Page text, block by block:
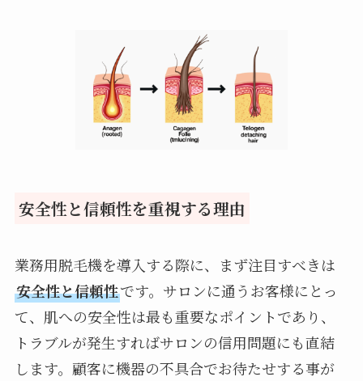
安全性と信頼性を重視する理由
業務用脱毛機を導入する際に、まず注目すべきは
安全性と信頼性です。サロンに通うお客様にとっ
て、肌への安全性は最も重要なポイントであり、
トラブルが発生すればサロンの信用問題にも直結
します。顧客に機器の不具合でお待たせする事が